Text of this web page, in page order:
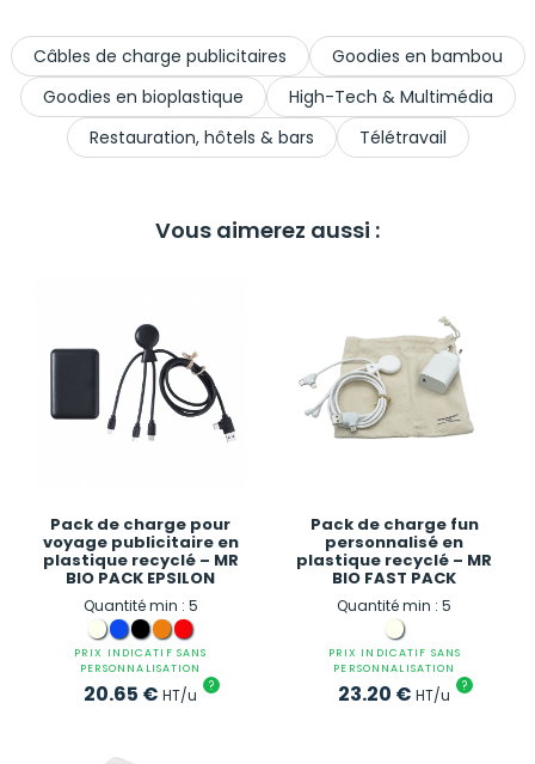
Câbles de charge publicitaires
Goodies en bambou
Goodies en bioplastique
High-Tech & Multimédia
Restauration, hôtels & bars
Télétravail
Vous aimerez aussi :
Pack de charge pour
voyage publicitaire en
plastique recyclé – MR
BIO PACK EPSILON
Quantité min : 5
PRIX INDICATIF SANS
PERSONNALISATION
20.65 € HT/u ?
Pack de charge fun
personnalisé en
plastique recyclé – MR
BIO FAST PACK
Quantité min : 5
PRIX INDICATIF SANS
PERSONNALISATION
23.20 € HT/u ?